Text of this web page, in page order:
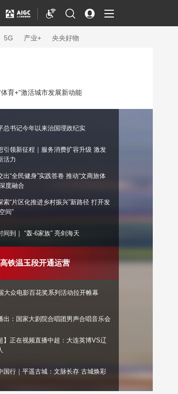
5G 产业+ 央央好物
数智 5G 产业+
育+”激活城市发展新动能
总书记今年以来治国理政纪实
引领新征程｜服务消费扩容升级 激发
活力
出“全民健身”实践答卷 推动“文商旅体
度融合
索“片区化推进乡村振兴”新路径 打开发
间”
间到｜ “轰-6家族” 亮剑海天
铁温玉段开通运营
大众电影百花奖系列活动拉开帷幕
出：国家大剧院合唱团男声合唱音乐会
】正在视频直播中超：大连英博VS辽
国行｜平遥古城：文脉长存 古城焕彩